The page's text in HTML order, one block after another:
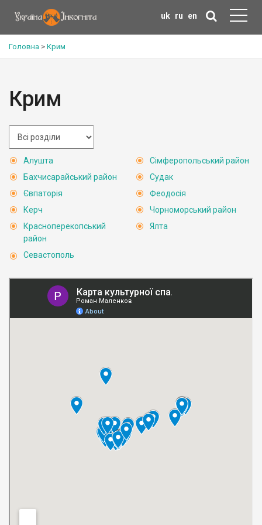
uk ru en
Головна > Крим
Крим
Алушта
Бахчисарайський район
Євпаторія
Керч
Красноперекопський
район
Севастополь
Сімферопольський район
Судак
Феодосія
Чорноморський район
Ялта